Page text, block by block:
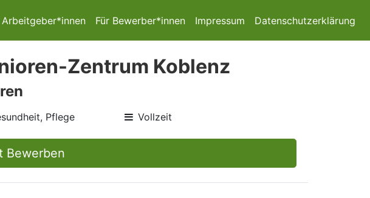
Arbeitgeber*innen Für Bewerber*innen Impressum Datenschutzerklärung
Zentrum Koblenz
Pflege Vollzeit
Bewerben